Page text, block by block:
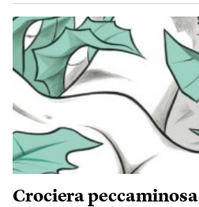
Crociera peccaminosa